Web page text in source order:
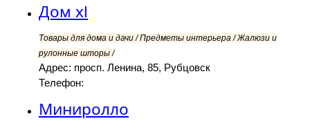
Дом xl
Товары для дома и дачи / Предметы интерьера / Жалюзи и
рулонные шторы /
Адрес: просп. Ленина, 85, Рубцовск
Телефон:
Миниролло